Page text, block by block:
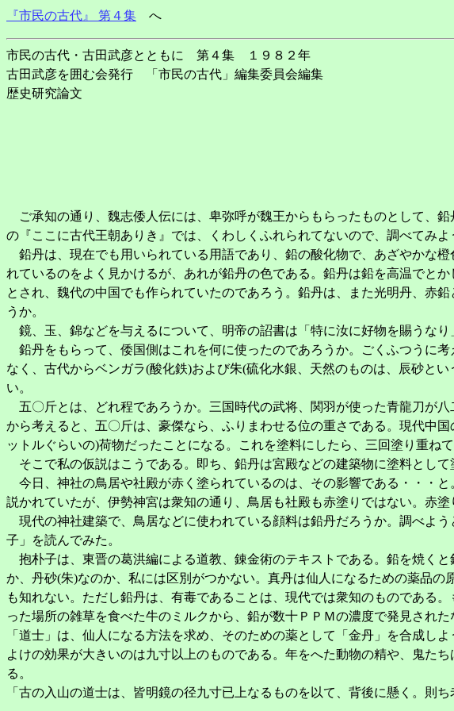
『市民の古代』 第４集 へ
市民の古代・古田武彦とともに 第４集 １９８２年
古田武彦を囲む会発行 「市民の古代」編集委員会編集
歴史研究論文
ご承知の通り、魏志倭人伝には、卑弥呼が魏王からもらったものとして、
の『ここに古代王朝ありき』では、くわしくふれられてないので、調べてみ
鉛丹は、現在でも用いられている用語であり、鉛の酸化物で、あざやかな
れているのをよく見かけるが、あれが鉛丹の色である。鉛丹は鉛を高温でと
とされ、魏代の中国でも作られていたのであろう。鉛丹は、また光明丹、赤
うか。
鏡、玉、錦などを与えるについて、明帝の詔書は「特に汝に好物を賜うなり
鉛丹をもらって、倭国側はこれを何に使ったのであろうか。ごくふつうに
なく、古代からベンガラ(酸化鉄)および朱(硫化水銀、天然のものは、辰砂と
い。
五〇斤とは、どれ程であろうか。三国時代の武将、関羽が使った青龍刀が
から考えると、五〇斤は、豪傑なら、ふりまわせる位の重さである。現代中
ットルぐらいの)荷物だったことになる。これを塗料にしたら、三回塗り重ね
そこで私の仮説はこうである。即ち、鉛丹は宮殿などの建築物に塗料として
今日、神社の鳥居や社殿が赤く塗られているのは、その影響である・・・
説かれていたが、伊勢神宮は衆知の通り、鳥居も社殿も赤塗りではない。
現代の神社建築で、鳥居などに使われている顔料は鉛丹だろうか。調べよ
子」を読んでみた。
抱朴子は、東晋の葛洪編による道教、錬金術のテキストである。鉛を焼く
か、丹砂(朱)なのか、私には区別がつかない。真丹は仙人になるための薬品
も知れない。ただし鉛丹は、有毒であることは、現代では衆知のものである
った場所の雑草を食べた牛のミルクから、鉛が数十ＰＰＭの濃度で発見され
「道士」は、仙人になる方法を求め、そのための薬として「金丹」を合成し
よけの効果が大きいのは九寸以上のものである。年をへた動物の精や、鬼た
る。
「古の入山の道士は、皆明鏡の径九寸已上なるものを以て、背後に懸く。則ち